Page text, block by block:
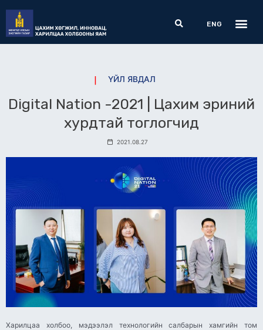
content
Search
ENG
ҮЙЛ ЯВДАЛ
Digital Nation -2021 | Цахим эриний
хурдтай тоглогчид
2021.08.27
Харилцаа холбоо, мэдээлэл технологийн салбарын хамгийн том